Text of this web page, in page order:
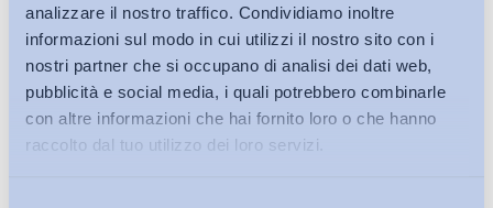
analizzare il nostro traffico. Condividiamo inoltre
informazioni sul modo in cui utilizzi il nostro sito con i
nostri partner che si occupano di analisi dei dati web,
pubblicità e social media, i quali potrebbero combinarle
con altre informazioni che hai fornito loro o che hanno
raccolto dal tuo utilizzo dei loro servizi.